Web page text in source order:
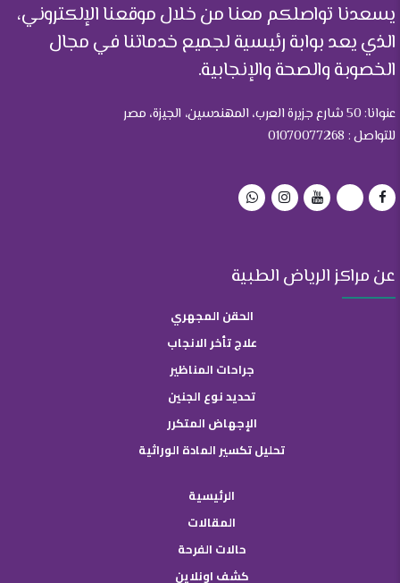
يسعدنا تواصلكم معنا من خلال موقعنا الإلكتروني،
الذي يعد بوابة رئيسية لجميع خدماتنا في مجال
الخصوبة والصحة والإنجابية.
عنوانا: 50 شارع جزيرة العرب، المهندسين، الجيزة، مصر
للتواصل : 01070077268
عن مراكز الرياض الطبية
الحقن المجهري
علاج تأخر الانجاب
جراحات المناظير
تحديد نوع الجنين
الإجهاض المتكرر
تحليل تكسير المادة الوراثية
الرئيسية
المقالات
حالات الفرحة
كشف اونلاين